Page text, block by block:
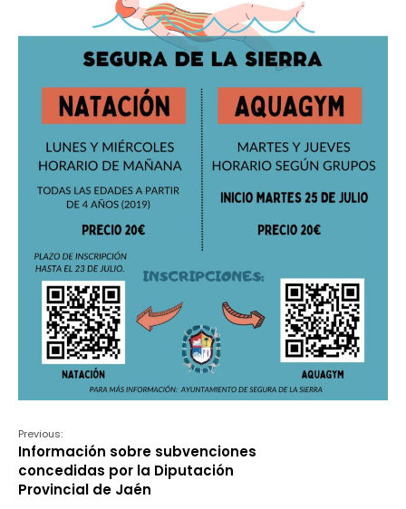
Previous:
Información sobre subvenciones
concedidas por la Diputación
Provincial de Jaén